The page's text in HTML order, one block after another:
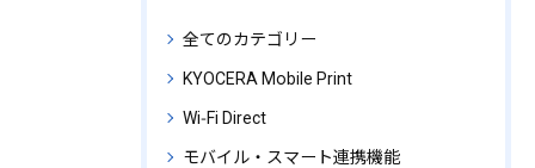
全てのカテゴリー
KYOCERA Mobile Print
Wi‑Fi Direct
モバイル・スマート連携機能